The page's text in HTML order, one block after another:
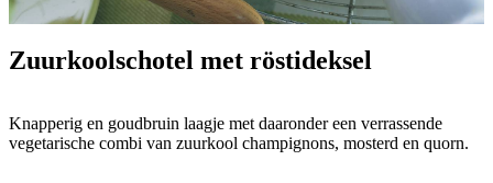
Zuurkoolschotel met röstideksel
Knapperig en goudbruin laagje met daaronder een verrassende
vegetarische combi van zuurkool champignons, mosterd en quorn.